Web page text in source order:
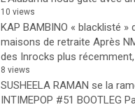
10 views
KAP BAMBINO « blacklisté »
maisons de retraite Après
des Inrocks plus récemment,
8 views
SUSHEELA RAMAN se la
INTIMEPOP #51 BOOTLEG